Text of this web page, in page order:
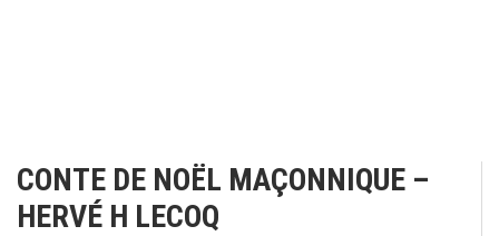
CONTE DE NOËL MAÇONNIQUE –
HERVÉ H LECOQ